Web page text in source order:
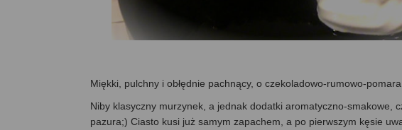
Miękki, pulchny i obłędnie pachnący, o czekoladowo-rumowo-
Niby klasyczny murzynek, a jednak dodatki aromatyczno-smakowe,
pazura;) Ciasto kusi już samym zapachem, a po pierwszym kęsie